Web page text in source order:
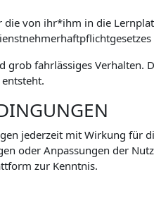
von ihr*ihm in die
grob fahrlässiges
jederzeit mit Wirkung
oder Anpassungen der
zur Kenntnis.